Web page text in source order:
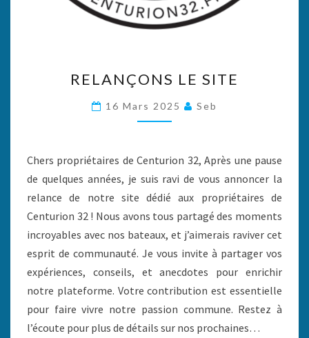
LE
SITE
RELANÇONS LE SITE
16 Mars 2025 Seb
Chers propriétaires de Centurion 32, Après une pause
de quelques années, je suis ravi de vous annoncer la
relance de notre site dédié aux propriétaires de
Centurion 32 ! Nous avons tous partagé des moments
incroyables avec nos bateaux, et j’aimerais raviver cet
esprit de communauté. Je vous invite à partager vos
expériences, conseils, et anecdotes pour enrichir
notre plateforme. Votre contribution est essentielle
pour faire vivre notre passion commune. Restez à
l’écoute pour plus de détails sur nos prochaines…